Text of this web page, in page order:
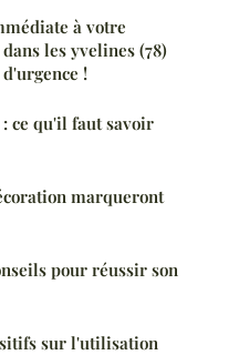
à votre
les yvelines (78)
!
ce qu'il faut savoir
marqueront
pour réussir son
sur l'utilisation